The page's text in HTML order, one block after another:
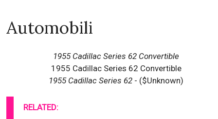
Automobili
1955 Cadillac Series 62 Convertible
1955 Cadillac Series 62 Convertible
1955 Cadillac Series 62 - ($Unknown)
RELATED: